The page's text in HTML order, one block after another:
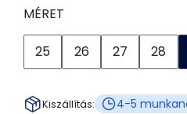
MÉRET
25 26 27 28
Kiszállítás:
4-5